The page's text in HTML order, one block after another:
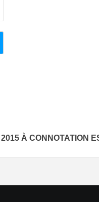
À CONNOTATION